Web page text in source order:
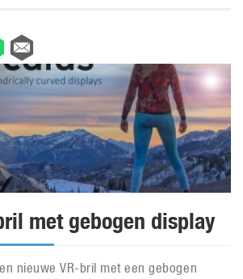
met gebogen display
nieuwe VR-bril met een gebogen